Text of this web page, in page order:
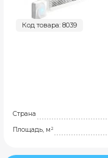
Код товара: 8039
Страна
Площадь, м²